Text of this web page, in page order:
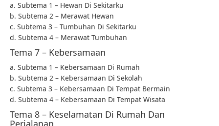
a. Subtema 1 – Hewan Di Sekitarku
b. Subtema 2 – Merawat Hewan
c. Subtema 3 – Tumbuhan Di Sekitarku
d. Subtema 4 – Merawat Tumbuhan
Tema 7 – Kebersamaan
a. Subtema 1 – Kebersamaan Di Rumah
b. Subtema 2 – Kebersamaan Di Sekolah
c. Subtema 3 – Kebersamaan Di Tempat Bermain
d. Subtema 4 – Kebersamaan Di Tempat Wisata
Tema 8 – Keselamatan Di Rumah Dan
Perjalanan